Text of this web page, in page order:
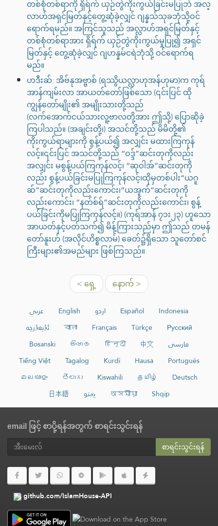
တစ်စုံတစ်ရာကို ရှိရ်က် ယှဉ်တွဲကိုးကွယ်ခြင်းမပြုဘဲ အလ္
လာဟ်အရှင်မြတ်နှင့်တွေ့ဆုံခဲ့လျှင် ဂျန္နသ်သုခဘုံသို့ဝင်
ရောက်ရမည်။ အကြင်သူသည် အလ္လာဟ်အရှင်မြတ်နှင့်
တစ်စုံတစ်ရာအား ရှိရ်က် ယှဉ်တွဲကိုးကွယ်မှုပြု၍ အရှင်
မြတ်နှင့် တွေ့ဆုံခဲ့လျှင် ဂျဟန္နမ်ငရဲဘုံသို့ ဝင်ရောက်ရ
မည်။
ဟဒီးဆ်: အိဗ်နုအဗ္ဗာစ် (ရဿွိယလ္လာဟုအန်ဟုမာ)က ကုရ်
အာန်ကျမ်းလာ အာယတ်တော်ဖြစ်သော (၎င်းပြင် ထို
ကျွန်တော်မျိုး၏ အမျိုးသားတို့သည်
(လက်အောက်ငယ်သားလူ့ဗာလတို့အား ဤသို့) ပြောဆိုခဲ့
ကြပါသည်။ (အချင်းတို့၊) အသင်တို့သည် မိမိတို့၏
ကိုးကွယ်ရာများကို စွန့်ပယ်၍ အလျှင်း မထားကြကုန်
လင့်။၎င်းပြင် အသင်တို့သည် “ဝဒ္ဒ်”ဆင်းတုကိုလည်း
အလျှင်း မစွန့်ပယ်ကြကုန်လင့်၊ “ဆုဝါအ်”ဆင်းတုကို
လည်း စွန့်ပယ်ခြင်းမပြုကြကုန်လင့်၊ထိုမှတစ်ပါး“ယဂူ
ဆ်”ဆင်းတုကိုလည်းကောင်း၊“ယအူက်”ဆင်းတုကို
လည်းကောင်း၊ “နတ်စ်ရ်”ဆင်းတုကိုလည်းကောင်း၊ စွန့်
ပယ်ခြင်းကိုမပြုကြကုန်လင့်။) (ကုရ်အာန် ၇၁း၂၃) ဟူသော
အာယတ်နှင့်ပတ်သက်၍ မိန့်ကြားသည်မှာ ဤသည် တမန်
တော်နူးဟ် (အလိုင်ဟိစ္စလာမ်) ခေတ်၌ရှိသော သူတော်စင်
ကြီးများ၏အမည်များ ဖြစ်ကြသည်။
< ရှေ့ နောက် >
عربي English اردو Español
Indonesia
ئۇيغۇرچە
বাংলা Français Türkçe
Русский
Bosanski
සිංහල हिन्दी 中文
فارسی
Tiếng Việt
Tagalog Kurdî Hausa
Português
മലയാളം
తెలుగు Kiswahili தமிழ்
Deutsch
日本語
پښتو অসমীয়া Shqip
email ဖြင့် စာပို့ရန်အတွက် စာရင်းသွင်းရန်
စာရင်းသွင်းရန်
github.com/IslamHouse-API